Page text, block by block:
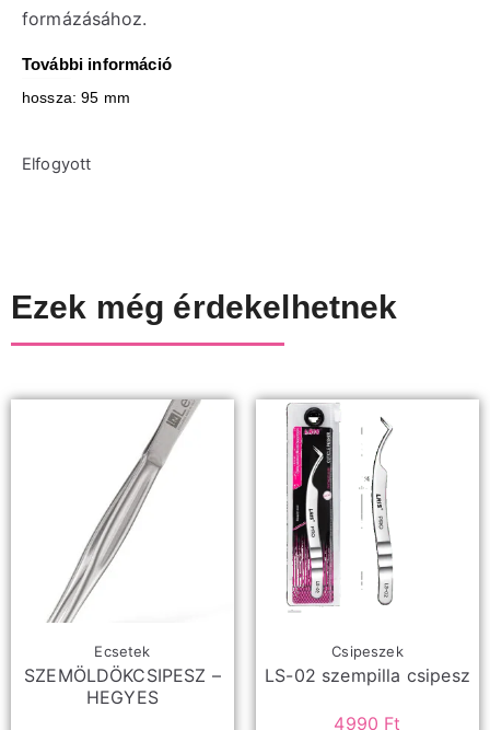
formázásához.
További információ
hossza: 95 mm
Elfogyott
Ezek még érdekelhetnek
Ecsetek
SZEMÖLDÖKCSIPESZ –
HEGYES
Csipeszek
LS-02 szempilla csipesz
4990 Ft